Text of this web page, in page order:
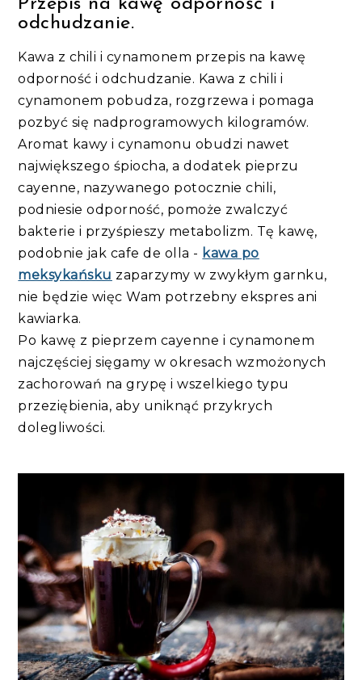
Przepis na kawę odporność i
odchudzanie.
Kawa z chili i cynamonem przepis na kawę
odporność i odchudzanie. Kawa z chili i
cynamonem pobudza, rozgrzewa i pomaga
pozbyć się nadprogramowych kilogramów.
Aromat kawy i cynamonu obudzi nawet
największego śpiocha, a dodatek pieprzu
cayenne, nazywanego potocznie chili,
podniesie odporność, pomoże zwalczyć
bakterie i przyśpieszy metabolizm. Tę kawę,
podobnie jak cafe de olla - kawa po
meksykańsku zaparzymy w zwykłym garnku,
nie będzie więc Wam potrzebny ekspres ani
kawiarka.
Po kawę z pieprzem cayenne i cynamonem
najczęściej sięgamy w okresach wzmożonych
zachorowań na grypę i wszelkiego typu
przeziębienia, aby uniknąć przykrych
dolegliwości.